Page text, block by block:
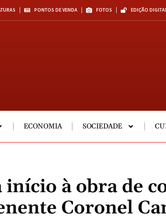
PONTOS DE VENDA FOTOS EDIÇÃO
ECONOMIA SOCIEDADE
à obra de
Coronel